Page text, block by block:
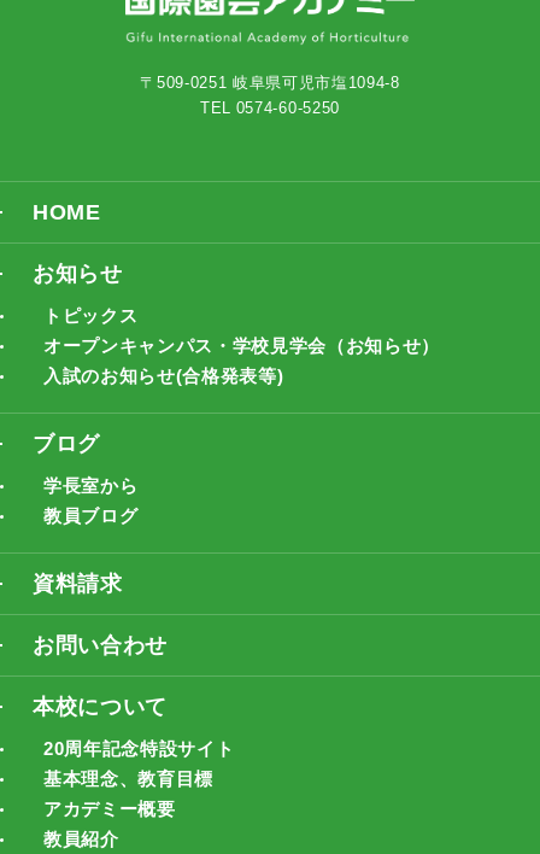
〒509-0251 岐阜県可児市塩1094-8
TEL 0574-60-5250
HOME
お知らせ
トピックス
オープンキャンパス・学校見学会（お知らせ）
入試のお知らせ(合格発表等)
ブログ
学長室から
教員ブログ
資料請求
お問い合わせ
本校について
20周年記念特設サイト
基本理念、教育目標
アカデミー概要
教員紹介